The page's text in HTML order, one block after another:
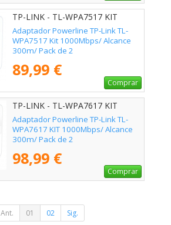
TP-LINK - TL-WPA7517 KIT
Adaptador Powerline TP-Link TL-
WPA7517 Kit 1000Mbps/ Alcance
300m/ Pack de 2
89,99 €
Comprar
TP-LINK - TL-WPA7617 KIT
Adaptador Powerline TP-Link TL-
WPA7617 KIT 1000Mbps/ Alcance
300m/ Pack de 2
98,99 €
Comprar
Ant. 01 02 Sig.